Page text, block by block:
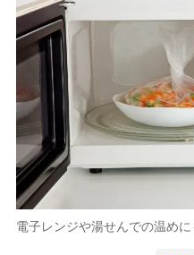
電子レンジや湯せんでの温めに